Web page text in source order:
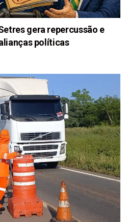
gera repercussão e
políticas